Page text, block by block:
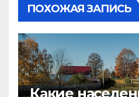
ПОХОЖАЯ ЗАПИСЬ
Какие